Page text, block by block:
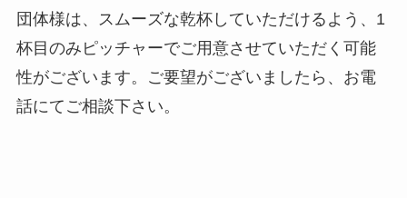
団体様は、スムーズな乾杯していただけるよう、1
杯目のみピッチャーでご用意させていただく可能
性がございます。ご要望がございましたら、お電
話にてご相談下さい。